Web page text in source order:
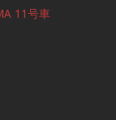
11号車